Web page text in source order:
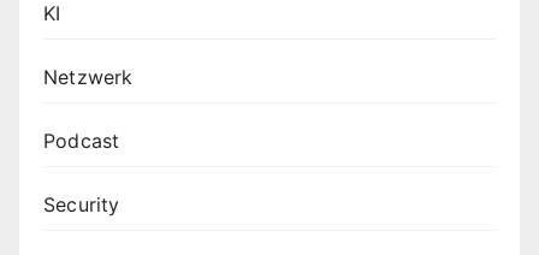
KI
Netzwerk
Podcast
Security